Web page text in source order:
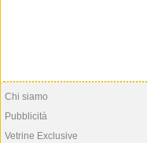
Chi siamo
Pubblicità
Vetrine Exclusive